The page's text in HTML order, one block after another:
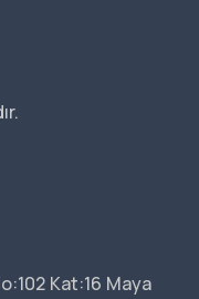
Kat:16 Maya